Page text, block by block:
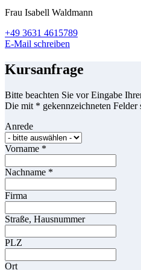
Frau Isabell Waldmann
+49 3631 4615789
E-Mail schreiben
Kursanfrage
Bitte beachten Sie vor Eingabe
Die mit * gekennzeichneten Felder
Anrede
Vorname *
Nachname *
Firma
Straße, Hausnummer
PLZ
Ort